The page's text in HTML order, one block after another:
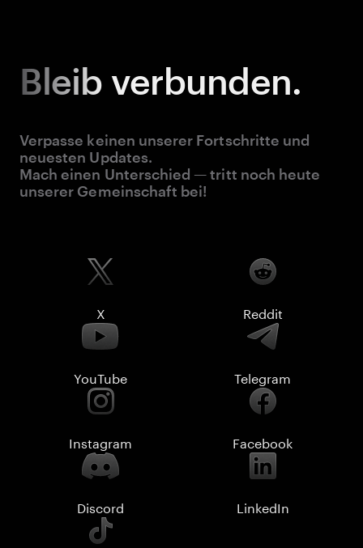
Bleib verbunden.
Verpasse keinen unserer Fortschritte und
neuesten Updates.
Mach einen Unterschied — tritt noch heute
unserer Gemeinschaft bei!
X Reddit
YouTube Telegram
Instagram Facebook
Discord LinkedIn